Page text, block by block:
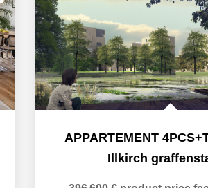
APPARTEMENT
Illkirch